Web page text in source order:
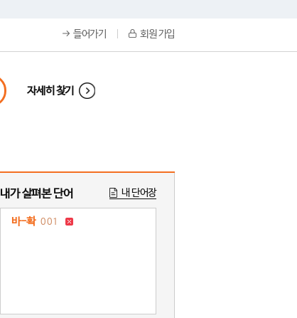
들어가기 회원 가입
자세히 찾기
내가 살펴본 단어 내 단어장
바-확 001